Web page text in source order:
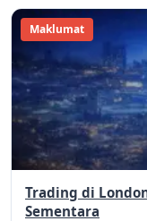
Maklumat
Trading di
Sementara